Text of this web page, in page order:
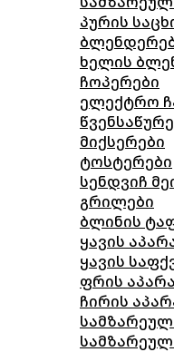
პურის
ხელის
ჩოპერები
ელექტრო
მიქსერები
ტოსტერები
სენდვიჩ
გრილები
ბლინის
ყავის
ყავის
ფრის
ჩირის